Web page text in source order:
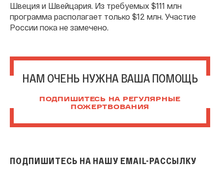
Швеция и Швейцария. Из требуемых $111 млн
программа располагает только $12 млн. Участие
России пока не замечено.
НАМ ОЧЕНЬ НУЖНА ВАША ПОМОЩЬ
ПОДПИШИТЕСЬ НА РЕГУЛЯРНЫЕ
ПОЖЕРТВОВАНИЯ
ПОДПИШИТЕСЬ НА НАШУ EMAIL-РАССЫЛКУ